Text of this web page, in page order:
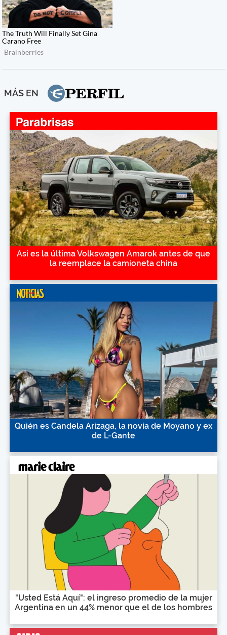
MÁS EN
Así es la última Volkswagen Amarok antes de que
la reemplace la camioneta china
Quién es Candela Arizaga, la novia de Moyano y ex
de L-Gante
"Usted Está Aquí": el ingreso promedio de la mujer
Argentina en un 44% menor que el de los hombres